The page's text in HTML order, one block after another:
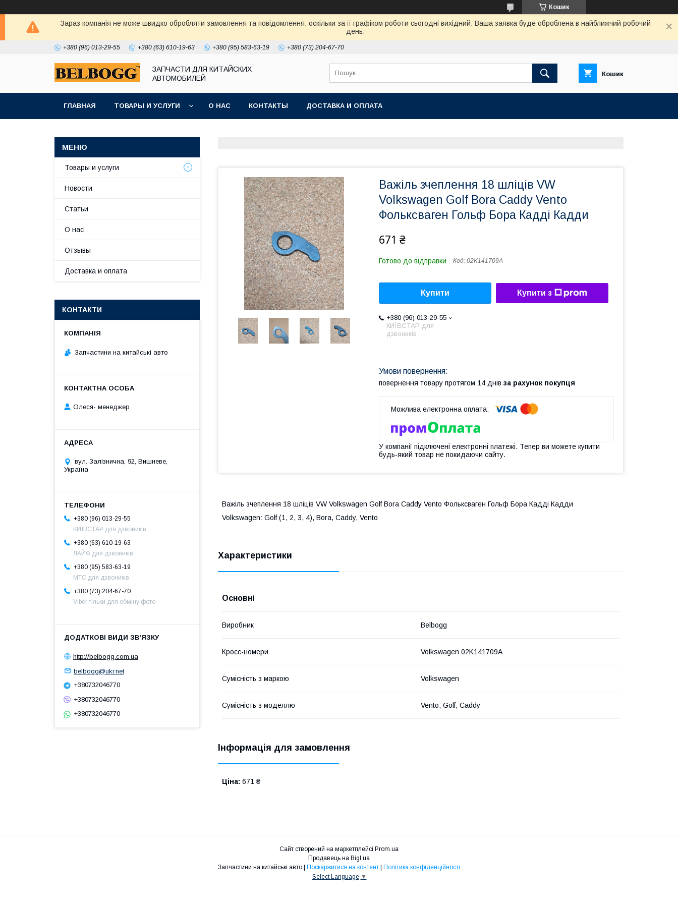
Кошик
Зараз компанія не може швидко обробляти замовлення та повідомлення, оскільки за її графіком роботи сьогодні вихідний. Ваша заявка буде оброблена в найближчий робочий
день.
+380 (96) 013-29-55 +380 (63) 610-19-63 +380 (95) 583-63-19 +380 (73) 204-67-70
ЗАПЧАСТИ ДЛЯ КИТАЙСКИХ
АВТОМОБИЛЕЙ
Кошик
ГЛАВНАЯ ТОВАРЫ И УСЛУГИ О НАС КОНТАКТЫ ДОСТАВКА И ОПЛАТА
Важіль зчеплення 18 шліців VW
Volkswagen Golf Bora Caddy Vento
Фольксваген Гольф Бора Кадді Кадди
671 ₴
Готово до відправки Код: 02K141709A
Купити Купити з
+380 (96) 013-29-55
КИЇВСТАР для
дзвоників
повернення товару протягом 14 днів за рахунок покупця
У компанії підключені електронні платежі. Тепер ви можете купити
будь-який товар не покидаючи сайту.
Важіль зчеплення 18 шліців VW Volkswagen Golf Bora Caddy Vento Фольксваген Гольф Бора Кадді Кадди
Volkswagen: Golf (1, 2, 3, 4), Bora, Caddy, Vento
Характеристики
Основні
Виробник Belbogg
Кросс-номери Volkswagen 02K141709A
Сумісність з маркою Volkswagen
Сумісність з моделлю Vento, Golf, Caddy
Інформація для замовлення
Ціна: 671 ₴
Товары и услуги
Новости
Статьи
О нас
Отзывы
Доставка и оплата
КОНТАКТИ
Запчастини на китайські авто
Олеся- менеджер
вул. Залізнична, 92, Вишневе,
Україна
+380 (96) 013-29-55
КИЇВСТАР для дзвоників
+380 (63) 610-19-63
ЛАЙФ для дзвоників
+380 (95) 583-63-19
МТС для дзвоників
+380 (73) 204-67-70
Viber тільки для обміну фото
http://belbogg.com.ua
belbogg@ukr.net
+380732046770
+380732046770
+380732046770
Сайт створений на маркетплейсі Prom.ua
Продавець на Bigl.ua
Запчастини на китайські авто | Поскаржитися на контент | Політика конфіденційності
Select Language ▼